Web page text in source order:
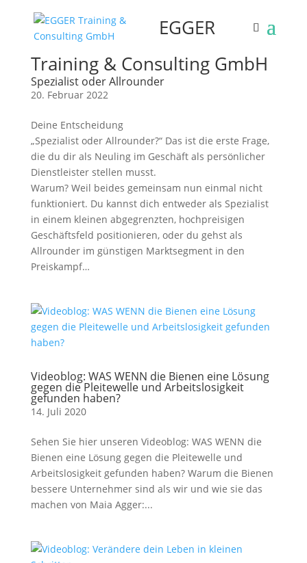
EGGER
Training & Consulting GmbH
Spezialist oder Allrounder
20. Februar 2022
Deine Entscheidung
„Spezialist oder Allrounder?“ Das ist die erste Frage,
die du dir als Neuling im Geschäft als persönlicher
Dienstleister stellen musst.
Warum? Weil beides gemeinsam nun einmal nicht
funktioniert. Du kannst dich entweder als Spezialist
in einem kleinen abgegrenzten, hochpreisigen
Geschäftsfeld positionieren, oder du gehst als
Allrounder im günstigen Marktsegment in den
Preiskampf…
Videoblog: WAS WENN die Bienen eine Lösung
gegen die Pleitewelle und Arbeitslosigkeit
gefunden haben?
14. Juli 2020
Sehen Sie hier unseren Videoblog: WAS WENN die
Bienen eine Lösung gegen die Pleitewelle und
Arbeitslosigkeit gefunden haben? Warum die Bienen
bessere Unternehmer sind als wir und wie sie das
machen von Maia Agger:...